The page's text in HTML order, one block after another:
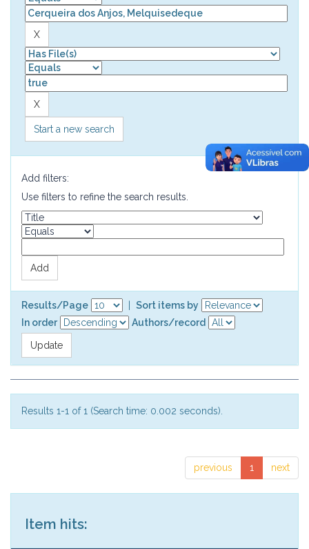
Start a new search
Add filters:
Use filters to refine the search results.
Results/Page
Sort items by
In order
Authors/record
Results 1-1 of 1 (Search time: 0.002 seconds).
previous 1 next
Item hits: